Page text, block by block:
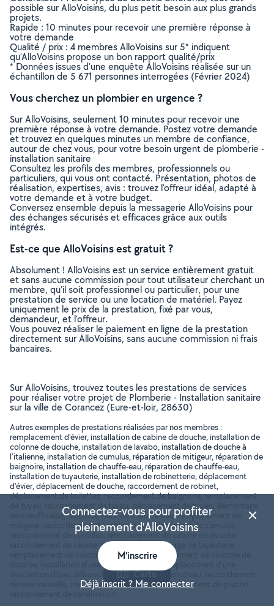
possible sur AlloVoisins, du plus petit besoin aux plus grands
projets.
Rapide : 10 minutes pour recevoir une première réponse à
votre demande
Qualité / prix : 4 membres AlloVoisins sur 5* indiquent
qu’AlloVoisins propose un bon rapport qualité/prix
* Données issues d’une enquête AlloVoisins réalisée sur un
échantillon de 5 671 personnes interrogées (Février 2024)
Vous cherchez un plombier en urgence ?
Sur AlloVoisins, seulement 10 minutes pour recevoir une
première réponse à votre demande. Postez votre demande
et trouvez en quelques minutes un membre de confiance,
autour de chez vous, pour votre besoin urgent de plomberie -
installation sanitaire
Consultez les profils des membres, professionnels ou
particuliers, qui vous ont contacté. Présentation, photos de
réalisation, expertises, avis : trouvez l'offreur idéal, adapté à
votre demande et à votre budget.
Conversez ensemble depuis la messagerie AlloVoisins pour
des échanges sécurisés et efficaces grâce aux outils
intégrés.
Est-ce que AlloVoisins est gratuit ?
Absolument ! AlloVoisins est un service entièrement gratuit
et sans aucune commission pour tout utilisateur cherchant un
membre, qu’il soit professionnel ou particulier, pour une
prestation de service ou une location de matériel. Payez
uniquement le prix de la prestation, fixé par vous,
demandeur, et l’offreur.
Vous pouvez réaliser le paiement en ligne de la prestation
directement sur AlloVoisins, sans aucune commission ni frais
bancaires.
Sur AlloVoisins, trouvez toutes les prestations de services
pour réaliser votre projet de Plomberie - Installation sanitaire
sur la ville de Corancez (Eure-et-loir, 28630)
Autres exemples de prestations réalisées par nos membres :
remplacement d'évier, installation de cabine de douche, installation de
colonne de douche, installation de lavabo, installation de douche à
l'italienne, installation de cumulus, réparation de mitigeur, réparation de
baignoire, installation de chauffe-eau, réparation de chauffe-eau,
installation de tuyauterie, installation de robinetterie, déplacement
d'évier, déplacement de douche, raccordement de robinet,
déplacement de toilettes, raccordement de baignoire, remplacement
de tuyau, raccordement de tuyau, déplacement de tuyau, démontage
de chauffe-eau, raccordement de chauffe-eau, remplacement de
mitigeur, raccordement de mitigeur, remplacement de cumulus,
raccordement de cumulus, remplacement de cabine de douche,
raccordement de cabine de douche, débouchage de tuyauterie,
remplacement de colonne de douche, raccordement de colonne de
douche, installation d'une évacuation d'eau, déplacement d'une
évacuation d'eau, débouchage d'une évacuation d'eau, raccordement
de lave-vaisselle, installation de sanitaires, raccordement de piscine,
Carte
Connectez-vous pour profiter
pleinement d'AlloVoisins
M'inscrire
Déjà inscrit ? Me connecter